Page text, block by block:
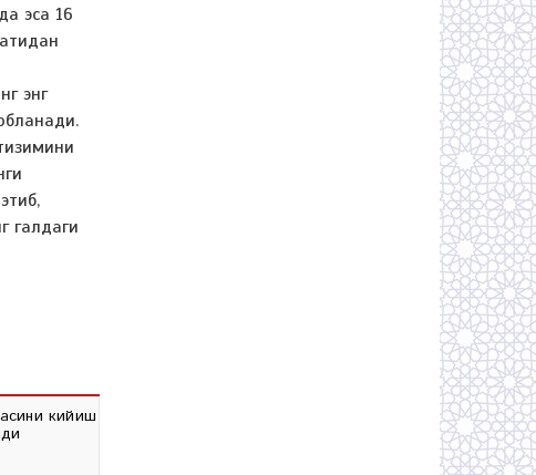
эса 16
энг
галдаги
кийиш